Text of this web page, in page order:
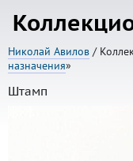
Николай Авилов /
назначения»
Штамп